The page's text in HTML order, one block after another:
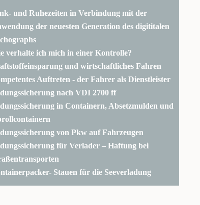
und Ruhezeiten in Verbindung mit der
der neuesten Generation des digititalen
verhalte ich mich in einer Kontrolle?
und wirtschaftliches Fahren
Auftreten - der Fahrer als Dienstleister
nach VDI 2700 ff
in Containern, Absetzmulden und
von Pkw auf Fahrzeugen
für Verlader – Haftung bei
Stauen für die Seeverladung